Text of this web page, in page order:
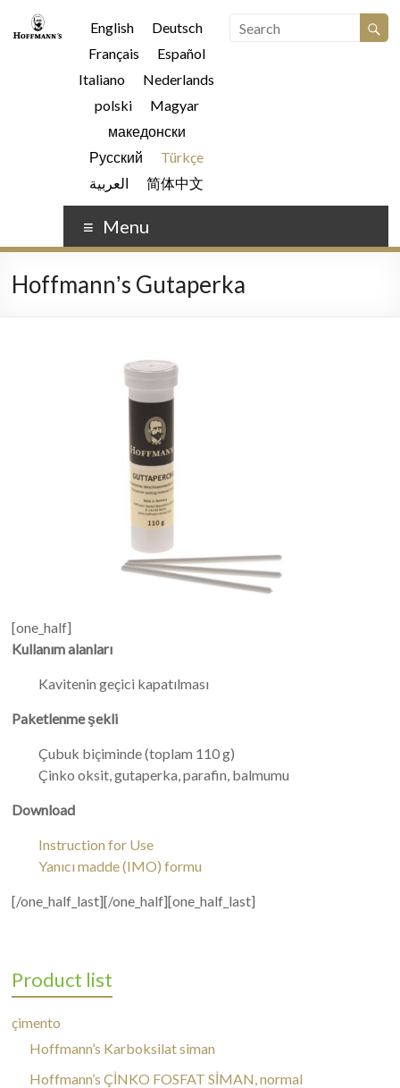
English
Deutsch
Français
Español
Italiano
Nederlands
polski
Magyar
македонски
Русский
Türkçe
العربية
简体中文
Menu
Hoffmannʼs Gutaperka
[one_half]
Kullanım alanları
Kavitenin geçici kapatılması
Paketlenme şekli
Çubuk biçiminde (toplam 110 g)
Çinko oksit, gutaperka, parafin, balmumu
Download
Instruction for Use
Yanıcı madde (IMO) formu
[/one_half_last][/one_half][one_half_last]
Product list
çimento
Hoffmann’s Karboksilat siman
Hoffmann’s ÇİNKO FOSFAT SİMAN, normal